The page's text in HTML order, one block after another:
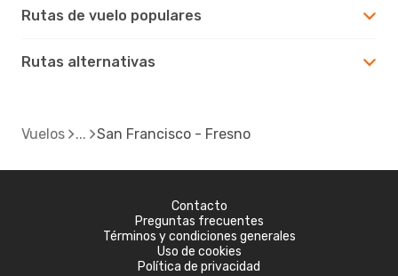
Rutas de vuelo populares
Rutas alternativas
Vuelos San Francisco - Fresno
Contacto
Preguntas frecuentes
Términos y condiciones generales
Uso de cookies
Política de privacidad